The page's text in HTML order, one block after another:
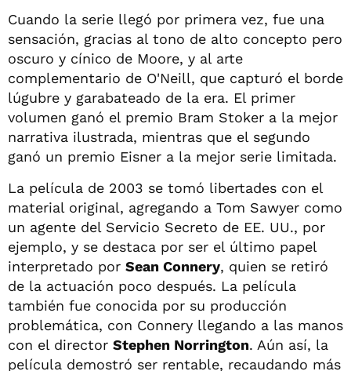
Cuando la serie llegó por primera vez, fue una
sensación, gracias al tono de alto concepto pero
oscuro y cínico de Moore, y al arte
complementario de O'Neill, que capturó el borde
lúgubre y garabateado de la era. El primer
volumen ganó el premio Bram Stoker a la mejor
narrativa ilustrada, mientras que el segundo
ganó un premio Eisner a la mejor serie limitada.
La película de 2003 se tomó libertades con el
material original, agregando a Tom Sawyer como
un agente del Servicio Secreto de EE. UU., por
ejemplo, y se destaca por ser el último papel
interpretado por Sean Connery, quien se retiró
de la actuación poco después. La película
también fue conocida por su producción
problemática, con Connery llegando a las manos
con el director Stephen Norrington. Aún así, la
película demostró ser rentable, recaudando más